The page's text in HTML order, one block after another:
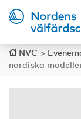
NVC >
nordiska